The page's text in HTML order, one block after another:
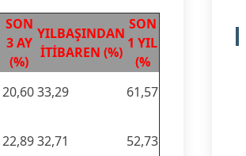
SON
3 AY
(%)
YILBAŞINDAN
İTİBAREN (%)
SON
1 YIL
(%
20,6033,29 61,57
22,8932,71 52,73